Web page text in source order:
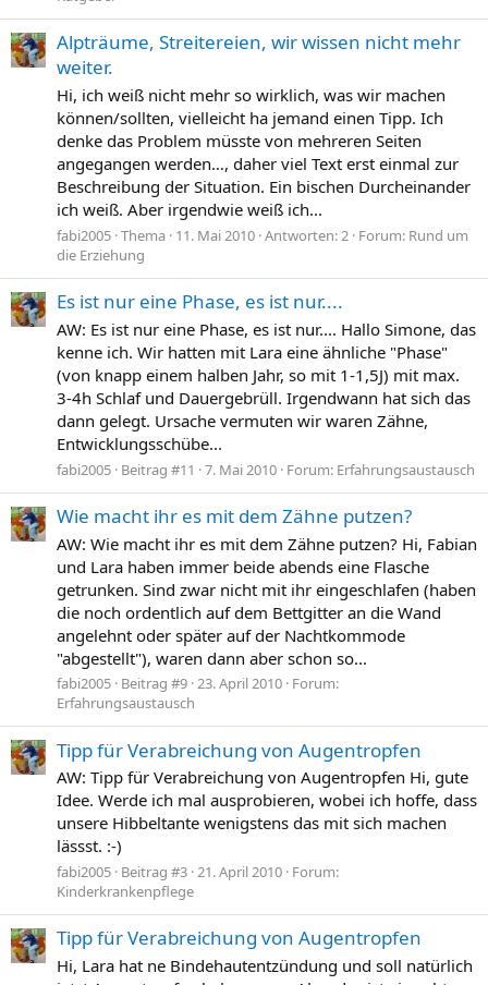
Alpträume, Streitereien, wir wissen nicht mehr
weiter.
Hi, ich weiß nicht mehr so wirklich, was wir machen
können/sollten, vielleicht ha jemand einen Tipp. Ich
denke das Problem müsste von mehreren Seiten
angegangen werden…, daher viel Text erst einmal zur
Beschreibung der Situation. Ein bischen Durcheinander
ich weiß. Aber irgendwie weiß ich...
fabi2005 Thema 11. Mai 2010 Antworten: 2 Forum: Rund um
die Erziehung
Es ist nur eine Phase, es ist nur....
AW: Es ist nur eine Phase, es ist nur.... Hallo Simone, das
kenne ich. Wir hatten mit Lara eine ähnliche "Phase"
(von knapp einem halben Jahr, so mit 1-1,5J) mit max.
3-4h Schlaf und Dauergebrüll. Irgendwann hat sich das
dann gelegt. Ursache vermuten wir waren Zähne,
Entwicklungsschübe...
fabi2005 Beitrag #11 7. Mai 2010 Forum: Erfahrungsaustausch
Wie macht ihr es mit dem Zähne putzen?
AW: Wie macht ihr es mit dem Zähne putzen? Hi, Fabian
und Lara haben immer beide abends eine Flasche
getrunken. Sind zwar nicht mit ihr eingeschlafen (haben
die noch ordentlich auf dem Bettgitter an die Wand
angelehnt oder später auf der Nachtkommode
"abgestellt"), waren dann aber schon so...
fabi2005 Beitrag #9 23. April 2010 Forum:
Erfahrungsaustausch
Tipp für Verabreichung von Augentropfen
AW: Tipp für Verabreichung von Augentropfen Hi, gute
Idee. Werde ich mal ausprobieren, wobei ich hoffe, dass
unsere Hibbeltante wenigstens das mit sich machen
lässst. :-)
fabi2005 Beitrag #3 21. April 2010 Forum:
Kinderkrankenpflege
Tipp für Verabreichung von Augentropfen
Hi, Lara hat ne Bindehautentzündung und soll natürlich